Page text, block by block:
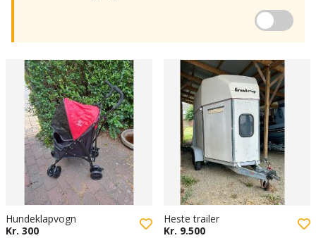
Hundeklapvogn
Kr. 300
Heste trailer
Kr. 9.500